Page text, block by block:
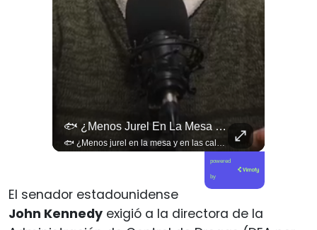
🐟 ¿Menos Jurel En La Mesa Y En Las Caletas?
🐟 ¿Menos jurel en la mesa y en las caletas? El cambio climático y El Niño alteran las aguas chilenas. 🌊🇨🇱 Especialistas advierten que las anomalías térmicas en el océano están desplazando los cardúmenes de jurel hacia zonas más profundas y australes, alejándolos de la costa. El fenómeno golpea directamente el sustento de la pesca artesanal y amenaza la canasta básica familiar, al restringir la oferta de una de las fuentes de proteína más populares y accesibles del país. 📉🎣 🎥 Revisa el análisis científico completo y el impacto en las comunidades costeras en elciudadano.com 🔗 (Link en la biografía). ¿Has notado la escasez o el alza de precio del jurel en tu ciudad? Te leemos en los comentarios. 💬👇🏼
powered
by
El senador estadounidense
John Kennedy exigió a la directora de la